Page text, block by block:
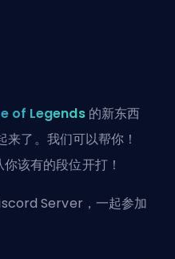
of Legends的新东西
了。我们可以帮你！
该有的段位开打！
Server ，一起参加